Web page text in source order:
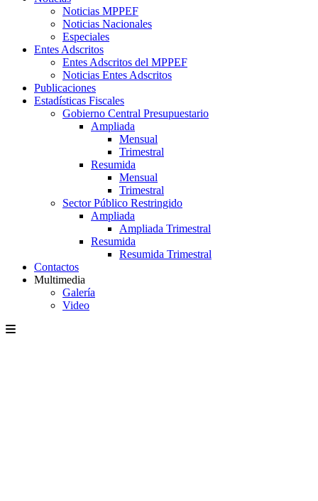
Noticias MPPEF
Noticias Nacionales
Especiales
Entes Adscritos
Entes Adscritos del MPPEF
Noticias Entes Adscritos
Publicaciones
Estadísticas Fiscales
Gobierno Central Presupuestario
Ampliada
Mensual
Trimestral
Resumida
Mensual
Trimestral
Sector Público Restringido
Ampliada
Ampliada Trimestral
Resumida
Resumida Trimestral
Contactos
Multimedia
Galería
Video